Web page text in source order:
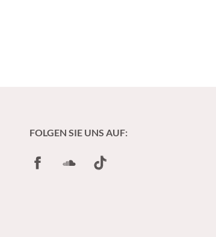
FOLGEN SIE UNS AUF:
FacebookSoundCloud
TikTok